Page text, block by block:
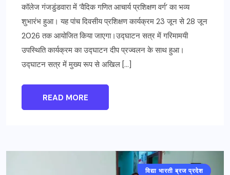
कॉलेज गंजडुंडवारा में ‘वैदिक गणित आचार्य प्रशिक्षण वर्ग’ का भव्य
शुभारंभ हुआ। यह पांच दिवसीय प्रशिक्षण कार्यक्रम 23 जून से 28 जून
2026 तक आयोजित किया जाएगा।उद्घाटन सत्र में गरिमामयी
उपस्थिति कार्यक्रम का उद्घाटन दीप प्रज्वलन के साथ हुआ।
उद्घाटन सत्र में मुख्य रूप से अखिल […]
READ MORE
मथुरा
विद्या भारती ब्रज प्रदेश